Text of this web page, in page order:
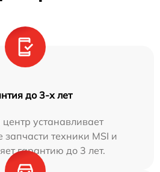
до 3-х лет
устанавливает
техники MSI и
гарантию до 3 лет.